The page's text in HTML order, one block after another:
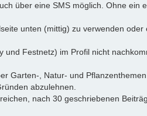
über eine SMS möglich. Ohne
unten (mittig) zu verwenden
Festnetz) im Profil nicht
Garten-, Natur- und
abzulehnen.
nach 30 geschriebenen